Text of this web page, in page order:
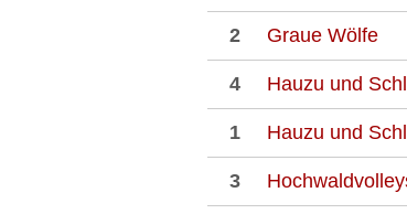
2 Graue Wölfe
4 Hauzu und
1 Hauzu und
3